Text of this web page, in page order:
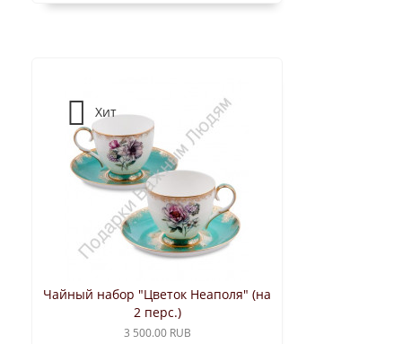
Хит
Чайный набор "Цветок Неаполя" (на
2 перс.)
3 500.00 RUB